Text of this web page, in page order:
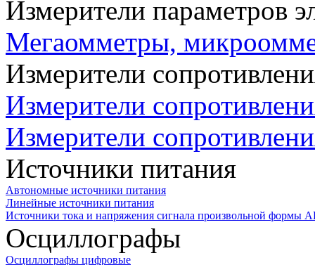
Измерители параметров
Мегаомметры,
Измерители
Измерители
Измерители
Источники питания
Автономные источники питания
Линейные источники питания
Источники тока и напряжения сигнала произвольной формы
Осциллографы
Осциллографы цифровые